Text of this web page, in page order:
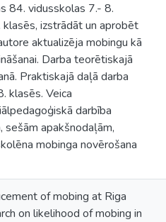
84. vidusskolas 7.- 8.
izstrādāt un aprobēt
aktualizēja mobingu kā
Darba teorētiskajā
Praktiskajā daļā darba
klasēs. Veica
darbība
sešām apakšnodaļām,
mobinga novērošana
of mobing at Riga
on likelihood of mobing in